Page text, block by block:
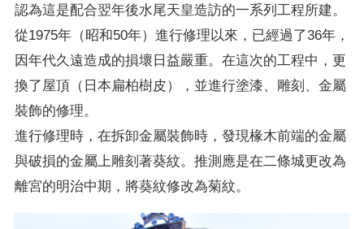
認為這是配合翌年後水尾天皇造訪的一系列工程所建。
從1975年（昭和50年）進行修理以來，已經過了36年，
因年代久遠造成的損壞日益嚴重。在這次的工程中，更
換了屋頂（日本扁柏樹皮），並進行塗漆、雕刻、金屬
裝飾的修理。
進行修理時，在拆卸金屬裝飾時，發現椽木前端的金屬
與破損的金屬上雕刻著葵紋。推測應是在二條城更改為
離宮的明治中期，將葵紋修改為菊紋。